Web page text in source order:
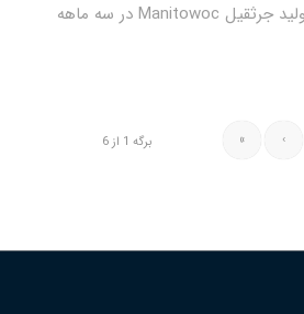
فروش خالص کمپانی تولید جرثقیل Manitowoc در سه ماهه
برگه 1 از 6 ›
»